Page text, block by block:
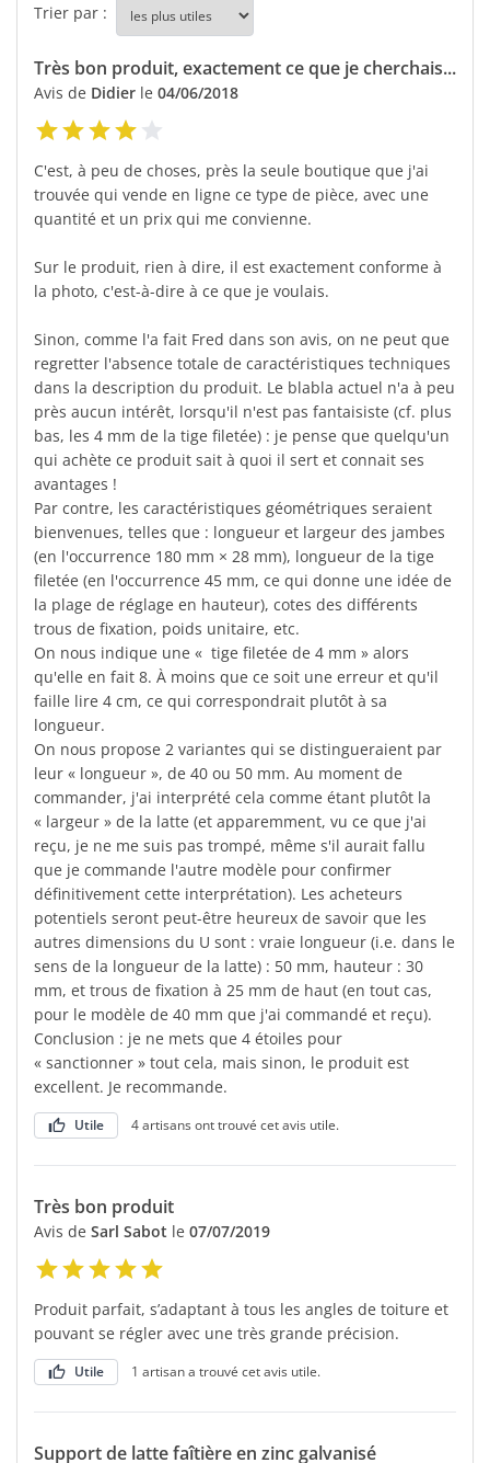
Trier par :
Très bon produit, exactement ce que je cherchais...
Avis de Didier le 04/06/2018
C'est, à peu de choses, près la seule boutique que j'ai
trouvée qui vende en ligne ce type de pièce, avec une
quantité et un prix qui me convienne.
Sur le produit, rien à dire, il est exactement conforme à
la photo, c'est-à-dire à ce que je voulais.
Sinon, comme l'a fait Fred dans son avis, on ne peut que
regretter l'absence totale de caractéristiques techniques
dans la description du produit. Le blabla actuel n'a à peu
près aucun intérêt, lorsqu'il n'est pas fantaisiste (cf. plus
bas, les 4 mm de la tige filetée) : je pense que quelqu'un
qui achète ce produit sait à quoi il sert et connait ses
avantages !
Par contre, les caractéristiques géométriques seraient
bienvenues, telles que : longueur et largeur des jambes
(en l'occurrence 180 mm × 28 mm), longueur de la tige
filetée (en l'occurrence 45 mm, ce qui donne une idée de
la plage de réglage en hauteur), cotes des différents
trous de fixation, poids unitaire, etc.
On nous indique une « tige filetée de 4 mm » alors
qu'elle en fait 8. À moins que ce soit une erreur et qu'il
faille lire 4 cm, ce qui correspondrait plutôt à sa
longueur.
On nous propose 2 variantes qui se distingueraient par
leur « longueur », de 40 ou 50 mm. Au moment de
commander, j'ai interprété cela comme étant plutôt la
« largeur » de la latte (et apparemment, vu ce que j'ai
reçu, je ne me suis pas trompé, même s'il aurait fallu
que je commande l'autre modèle pour confirmer
définitivement cette interprétation). Les acheteurs
potentiels seront peut-être heureux de savoir que les
autres dimensions du U sont : vraie longueur (i.e. dans le
sens de la longueur de la latte) : 50 mm, hauteur : 30
mm, et trous de fixation à 25 mm de haut (en tout cas,
pour le modèle de 40 mm que j'ai commandé et reçu).
Conclusion : je ne mets que 4 étoiles pour
« sanctionner » tout cela, mais sinon, le produit est
excellent. Je recommande.
Utile 4 artisans ont trouvé cet avis utile.
Très bon produit
Avis de Sarl Sabot le 07/07/2019
Produit parfait, s’adaptant à tous les angles de toiture et
pouvant se régler avec une très grande précision.
Utile 1 artisan a trouvé cet avis utile.
Support de latte faîtière en zinc galvanisé